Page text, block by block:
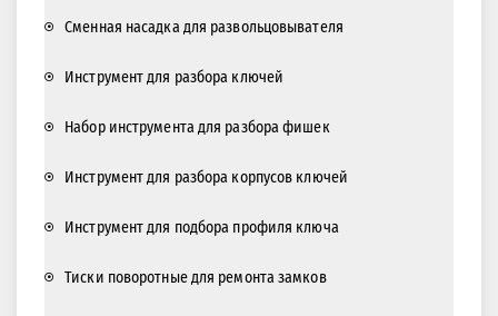
Сменная насадка для развольцовывателя
Инструмент для разбора ключей
Набор инструмента для разбора фишек
Инструмент для разбора корпусов ключей
Инструмент для подбора профиля ключа
Тиски поворотные для ремонта замков